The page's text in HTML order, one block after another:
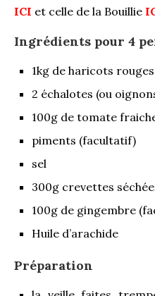
ICI et celle de la Bouillie
Ingrédients pour 4
1kg de haricots rouges
2 échalotes (ou
100g de tomate
piments (facultatif)
sel
300g crevettes
100g de gingembre
Huile d’arachide
Préparation